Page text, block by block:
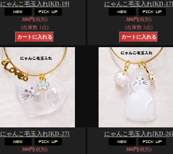
にゃんこ毛玉入れ[KD-19]
380円(税別)
[在庫数 2点]
にゃんこ毛玉入れ[KD-17]
380円(税別)
[在庫数 2点]
にゃんこ毛玉入れ[KD-27]
380円(税別)
にゃんこ毛玉入れ[KD-26]
380円(税別)